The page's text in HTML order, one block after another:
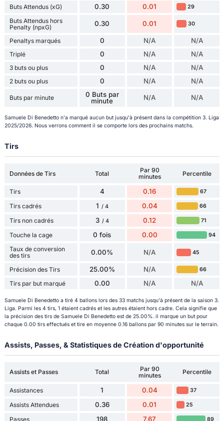
Buts Attendus (xG) 0.30 0.01 29
Buts Attendus hors
Penalty (npxG)
0.30 0.01 30
Penaltys marqués 0 N/A N/A
Triplé 0 N/A N/A
3 buts ou plus 0 N/A N/A
2 buts ou plus 0 N/A N/A
Buts par minute
0 Buts par
minute
N/A N/A
Samuele Di Benedetto n'a marqué aucun but jusqu'à présent dans la compétition 3. Liga
2025/2026. Nous verrons comment il se comporte lors des prochains matchs.
Tirs
Données de Tirs Total
Par 90
minutes
Percentile
Tirs 4 0.16 67
Tirs cadrés 1 / 4 0.04 66
Tirs non cadrés 3 / 4 0.12 71
Touche la cage 0 fois 0.00 94
Taux de conversion
des tirs
0.00% N/A 45
Précision des Tirs 25.00% N/A 66
Tirs par but marqué 0.00 N/A N/A
Samuele Di Benedetto a tiré 4 ballons lors des 33 matchs jusqu'à présent de la saison 3.
Liga. Parmi les 4 tirs, 1 étaient cadrés et les autres étaient hors cadre. Cela signifie que
la précision des tirs de Samuele Di Benedetto est de 25.00%. il marque un but pour
chaque 0.00 tirs effectués et tire en moyenne 0.16 ballons par 90 minutes sur le terrain.
Assists, Passes, & Statistiques de Création d'opportunité
Assists et Passes Total
Par 90
minutes
Percentile
Assistances 1 0.04 37
Assists Attendues 0.36 0.01 25
Passes 198 7.67 89